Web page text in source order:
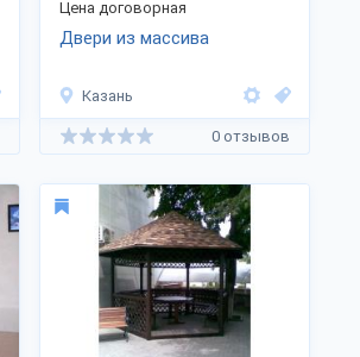
Цена договорная
Двери из массива
Казань
0 отзывов